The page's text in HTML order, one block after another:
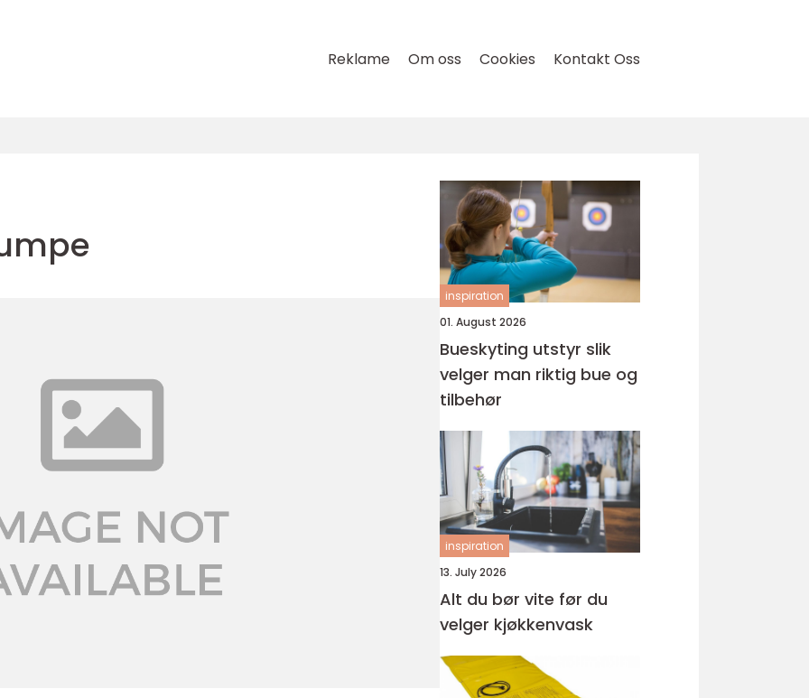
Reklame Om oss Cookies Kontakt Oss
inspiration
01. August 2026
Bueskyting utstyr slik
velger man riktig bue og
tilbehør
inspiration
13. July 2026
Alt du bør vite før du
velger kjøkkenvask